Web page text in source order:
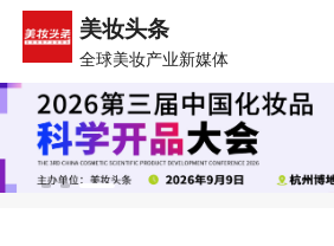
美妆头条
全球美妆产业新媒体